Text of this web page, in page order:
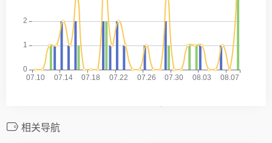
相关导航